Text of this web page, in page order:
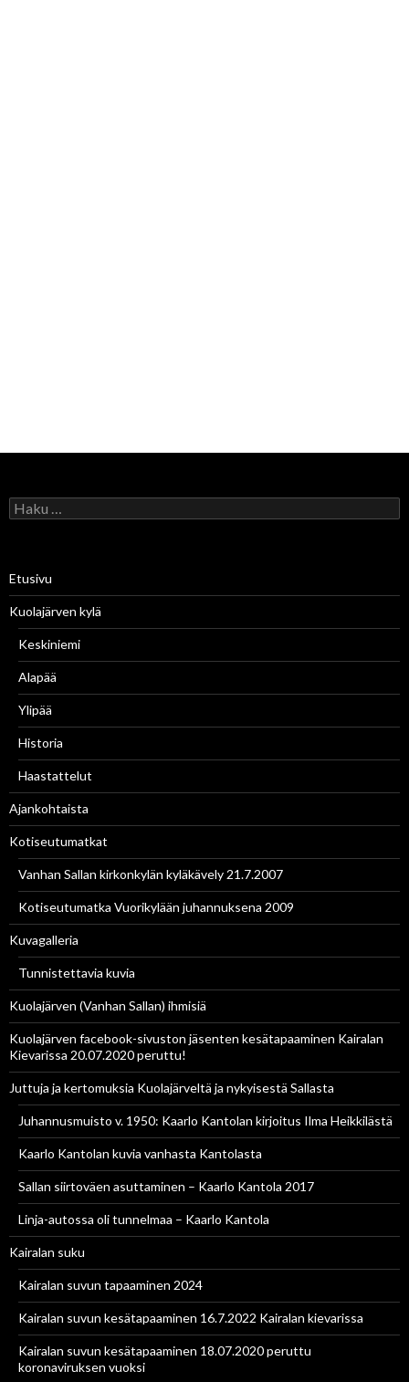
H
a
:Etusivu
Kuolajärven kylä
Keskiniemi
Alapää
Ylipää
Historia
Haastattelut
Ajankohtaista
Kotiseutumatkat
Vanhan Sallan kirkonkylän kyläkävely 21.7.2007
Kotiseutumatka Vuorikylään juhannuksena 2009
Kuvagalleria
Tunnistettavia kuvia
Kuolajärven (Vanhan Sallan) ihmisiä
Kuolajärven facebook-sivuston jäsenten kesätapaaminen Kairalan
Kievarissa 20.07.2020 peruttu!
Juttuja ja kertomuksia Kuolajärveltä ja nykyisestä Sallasta
Juhannusmuisto v. 1950: Kaarlo Kantolan kirjoitus Ilma Heikkilästä
Kaarlo Kantolan kuvia vanhasta Kantolasta
Sallan siirtoväen asuttaminen – Kaarlo Kantola 2017
Linja-autossa oli tunnelmaa – Kaarlo Kantola
Kairalan suku
Kairalan suvun tapaaminen 2024
Kairalan suvun kesätapaaminen 16.7.2022 Kairalan kievarissa
Kairalan suvun kesätapaaminen 18.07.2020 peruttu
koronaviruksen vuoksi